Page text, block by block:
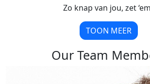
Zo knap van jou, zet
TOON MEER
Our Team